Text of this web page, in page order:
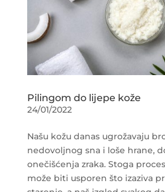
Pilingom do lijepe kože
24/01/2022
Našu kožu danas ugrožavaju
nedovoljnog sna i loše hrane,
onečišćenja zraka. Stoga
može biti usporen što izaziva